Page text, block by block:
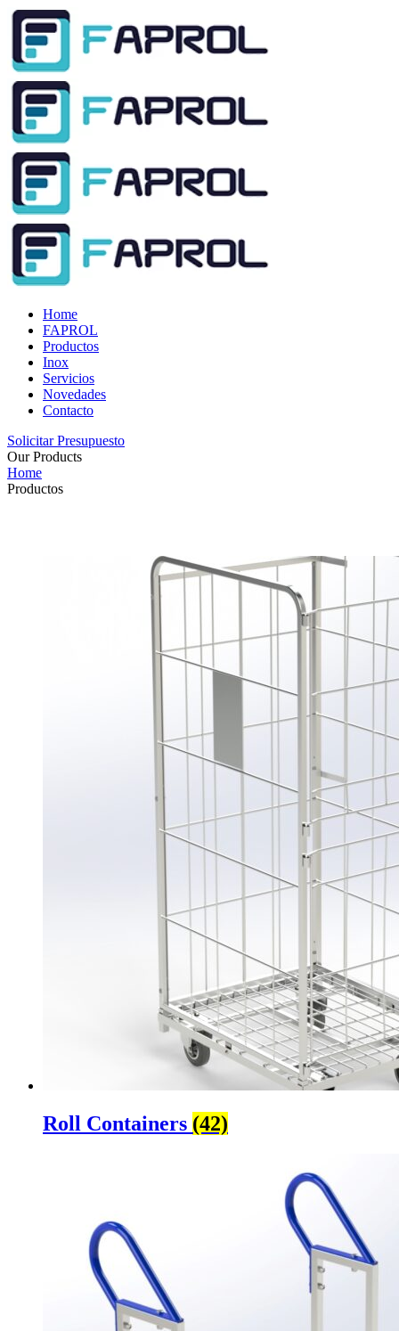
Home
FAPROL
Productos
Inox
Servicios
Novedades
Contacto
Solicitar Presupuesto
Our Products
Home
Productos
Roll Containers (42)